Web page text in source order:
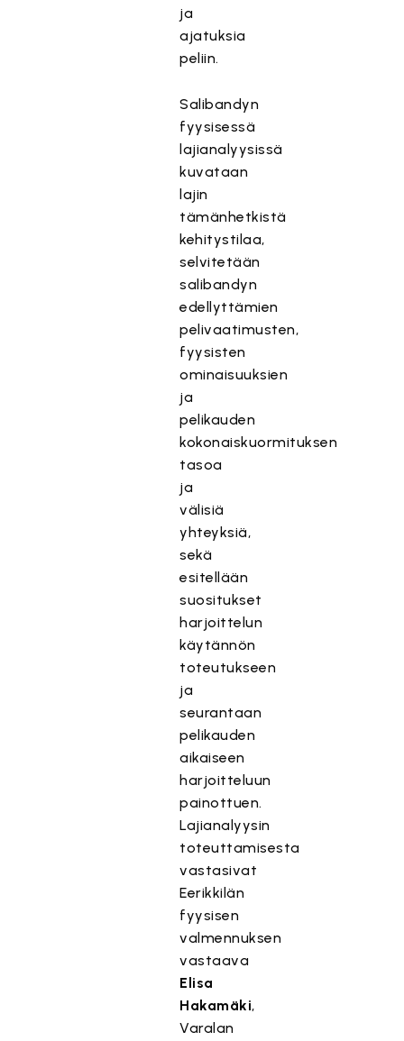
ja
ajatuksia
peliin.
Salibandyn
fyysisessä
lajianalyysissä
kuvataan
lajin
tämänhetkistä
kehitystilaa,
selvitetään
salibandyn
edellyttämien
pelivaatimusten,
fyysisten
ominaisuuksien
ja
pelikauden
kokonaiskuormituksen
tasoa
ja
välisiä
yhteyksiä,
sekä
esitellään
suositukset
harjoittelun
käytännön
toteutukseen
ja
seurantaan
pelikauden
aikaiseen
harjoitteluun
painottuen.
Lajianalyysin
toteuttamisesta
vastasivat
Eerikkilän
fyysisen
valmennuksen
vastaava
Elisa
Hakamäki,
Varalan